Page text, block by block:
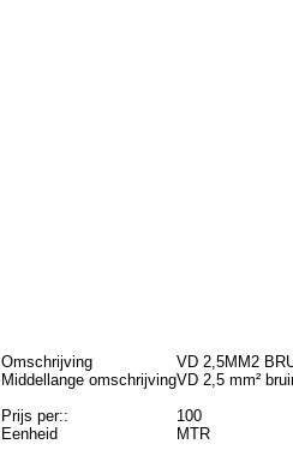
Omschrijving
VD 2,5MM2
Middellange omschrijvingVD 2,5 mm²
Prijs per::
100
Eenheid
MTR